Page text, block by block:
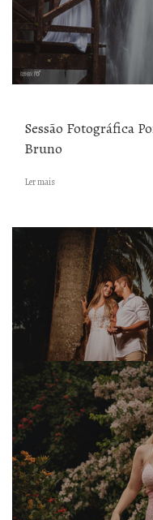
Sessão Fotográfica
Bruno
Ler mais
Ensaio Fotográfico